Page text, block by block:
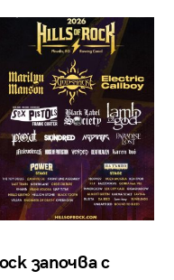
започва с